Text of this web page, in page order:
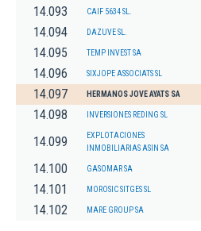
14.093 CAIF 5634 SL.
14.094 DAZUVE SL.
14.095 TEMP INVEST SA
14.096 SIXJOPE ASSOCIATS SL
14.097 HERMANOS JOVE AYATS SA
14.098 INVERSIONES REDING SL
14.099
EXPLOTACIONES
INMOBILIARIAS ASIN SA
14.100 GASOMAR SA
14.101 MOROSIC SITGES SL
14.102 MARE GROUP SA